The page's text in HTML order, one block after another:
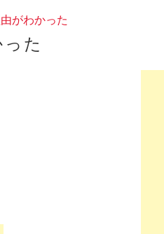
がわかった
た